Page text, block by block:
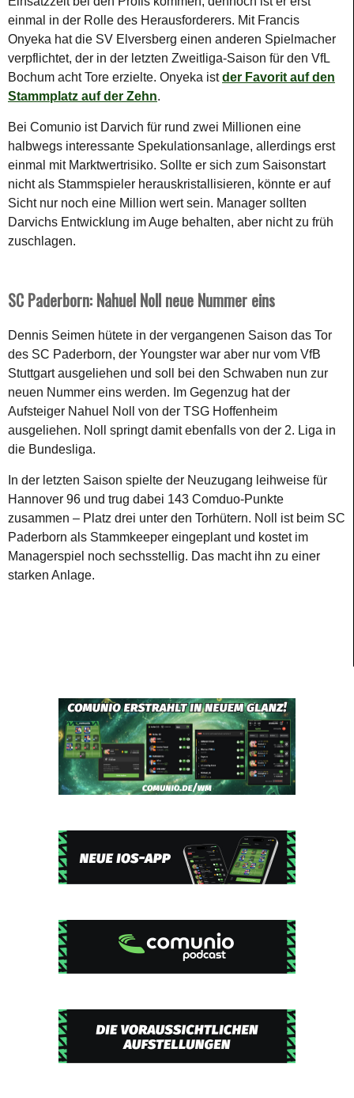
einmal in der Rolle des Herausforderers. Mit Francis
Onyeka hat die SV Elversberg einen anderen Spielmacher
verpflichtet, der in der letzten Zweitliga-Saison für den VfL
Bochum acht Tore erzielte. Onyeka istder Favorit auf den
Stammplatz auf der Zehn.
Bei Comunio ist Darvich für rund zwei Millionen eine
halbwegs interessante Spekulationsanlage, allerdings erst
einmal mit Marktwertrisiko. Sollte er sich zum Saisonstart
nicht als Stammspieler herauskristallisieren, könnte er auf
Sicht nur noch eine Million wert sein. Manager sollten
Darvichs Entwicklung im Auge behalten, aber nicht zu früh
zuschlagen.
SC Paderborn: Nahuel Noll neue Nummer eins
Dennis Seimen hütete in der vergangenen Saison das Tor
des SC Paderborn, der Youngster war aber nur vom VfB
Stuttgart ausgeliehen und soll bei den Schwaben nun zur
neuen Nummer eins werden. Im Gegenzug hat der
Aufsteiger Nahuel Noll von der TSG Hoffenheim
ausgeliehen. Noll springt damit ebenfalls von der 2. Liga in
die Bundesliga.
In der letzten Saison spielte der Neuzugang leihweise für
Hannover 96 und trug dabei 143 Comduo-Punkte
zusammen – Platz drei unter den Torhütern. Noll ist beim SC
Paderborn als Stammkeeper eingeplant und kostet im
Managerspiel noch sechsstellig. Das macht ihn zu einer
starken Anlage.